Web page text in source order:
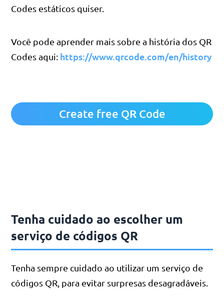
Codes estáticos quiser.
Você pode aprender mais sobre a história dos QR
Codes aqui: https://www.qrcode.com/en/history
Create free QR Code
Tenha cuidado ao escolher um
serviço de códigos QR
Tenha sempre cuidado ao utilizar um serviço de
códigos QR, para evitar surpresas desagradáveis.